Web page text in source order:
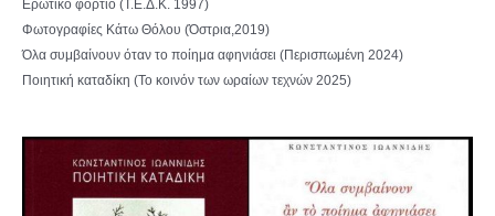
Ερωτικό φορτίο (Τ.Ε.Δ.Κ. 1997)
Φωτογραφίες Κάτω Θόλου (Όστρια,2019)
Όλα συμβαίνουν όταν το ποίημα αφηνιάσει (Περισπωμένη 2024)
Ποιητική καταδίκη (Το κοινόν των ωραίων τεχνών 2025)